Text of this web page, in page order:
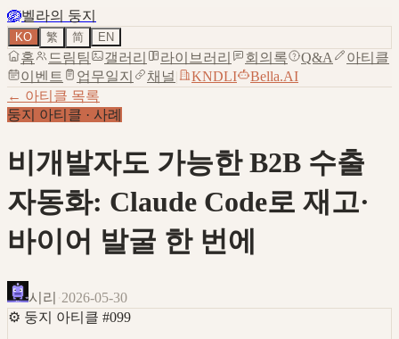
🪺벨라의 둥지
KO 繁 简 EN
홈 드림팀 갤러리 라이브러리 회의록 Q&A
아티클
이벤트
업무일지 채널 KNDLI
Bella.AI
← 아티클 목록
둥지 아티클 · 사례
비개발자도 가능한 B2B 수출
자동화: Claude Code로 재고·
바이어 발굴 한 번에
시리 ·2026-05-30
⚙️ 둥지 아티클 #099